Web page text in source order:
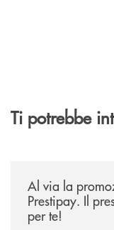
Ti potrebbe
Al via la
Prestipay. Il
per te!